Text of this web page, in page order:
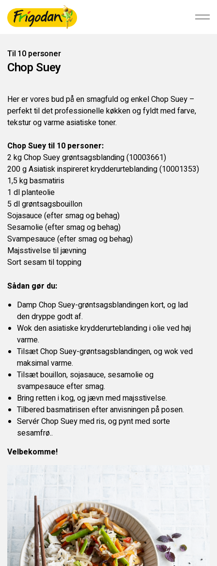
Detail
Om Ardo NV
Ardo.com
KONTAKT OS
Til 10 personer
Chop Suey
Her er vores bud på en smagfuld og enkel Chop Suey –
perfekt til det professionelle køkken og fyldt med farve,
tekstur og varme asiatiske toner.
Chop Suey til 10 personer:
2 kg Chop Suey grøntsagsblanding (10003661)
200 g Asiatisk inspireret krydderurteblanding (10001353)
1,5 kg basmatiris
1 dl planteolie
5 dl grøntsagsbouillon
Sojasauce (efter smag og behag)
Sesamolie (efter smag og behag)
Svampesauce (efter smag og behag)
Majsstivelse til jævning
Sort sesam til topping
Sådan gør du:
Damp Chop Suey-grøntsagsblandingen kort, og lad
den dryppe godt af.
Wok den asiatiske krydderurteblanding i olie ved høj
varme.
Tilsæt Chop Suey-grøntsagsblandingen, og wok ved
maksimal varme.
Tilsæt bouillon, sojasauce, sesamolie og
svampesauce efter smag.
Bring retten i kog, og jævn med majsstivelse.
Tilbered basmatirisen efter anvisningen på posen.
Servér Chop Suey med ris, og pynt med sorte
sesamfrø..
Velbekomme!